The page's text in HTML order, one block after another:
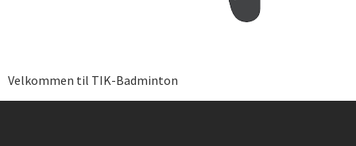
Velkommen til TIK-Badminton